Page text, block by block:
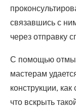
связавшись с
через отправку
С помощью
мастерам
конструкции,
что вскрыть